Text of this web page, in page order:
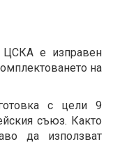
ЦСКА е изправен
на
с цели 9
съюз. Както
да използват